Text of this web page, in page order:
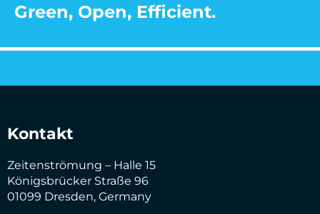
Green, Open, Efficient.
Kontakt
Zeitenströmung – Halle 15
Königsbrücker Straße 96
01099 Dresden, Germany